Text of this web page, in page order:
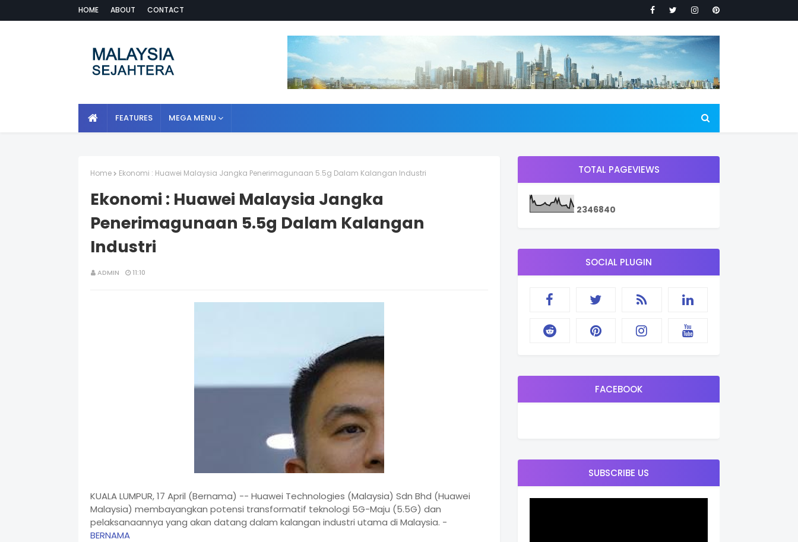
HOME ABOUT CONTACT
FEATURES MEGA MENU
Home Ekonomi : Huawei Malaysia Jangka Penerimagunaan 5.5g Dalam Kalangan Industri
Ekonomi : Huawei Malaysia Jangka
Penerimagunaan 5.5g Dalam Kalangan
Industri
ADMIN 11:10
KUALA LUMPUR, 17 April (Bernama) -- Huawei Technologies (Malaysia) Sdn Bhd (Huawei
Malaysia) membayangkan potensi transformatif teknologi 5G-Maju (5.5G) dan
pelaksanaannya yang akan datang dalam kalangan industri utama di Malaysia. -
BERNAMA
TOTAL PAGEVIEWS
2346840
SOCIAL PLUGIN
FACEBOOK
SUBSCRIBE US